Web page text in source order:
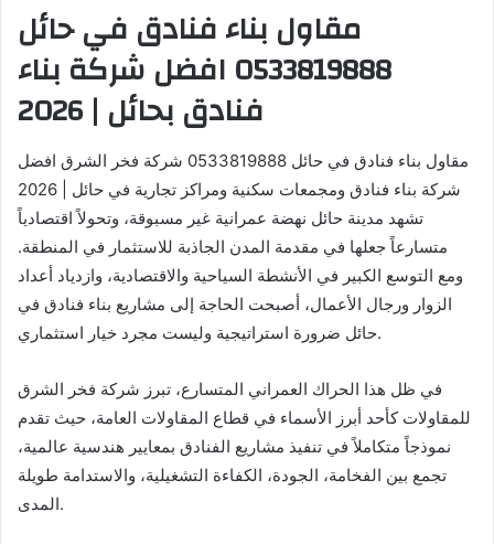
مقاول بناء فنادق في حائل
0533819888 افضل شركة بناء
فنادق بحائل | 2026
مقاول بناء فنادق في حائل 0533819888 شركة فخر الشرق افضل
شركة بناء فنادق ومجمعات سكنية ومراكز تجارية في حائل | 2026
تشهد مدينة حائل نهضة عمرانية غير مسبوقة، وتحولاً اقتصادياً
متسارعاً جعلها في مقدمة المدن الجاذبة للاستثمار في المنطقة.
ومع التوسع الكبير في الأنشطة السياحية والاقتصادية، وازدياد أعداد
الزوار ورجال الأعمال، أصبحت الحاجة إلى مشاريع بناء فنادق في
حائل ضرورة استراتيجية وليست مجرد خيار استثماري.
في ظل هذا الحراك العمراني المتسارع، تبرز شركة فخر الشرق
للمقاولات كأحد أبرز الأسماء في قطاع المقاولات العامة، حيث تقدم
نموذجاً متكاملاً في تنفيذ مشاريع الفنادق بمعايير هندسية عالمية،
تجمع بين الفخامة، الجودة، الكفاءة التشغيلية، والاستدامة طويلة
المدى.